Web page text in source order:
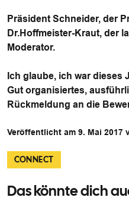
Präsident Schneider, der
Dr.Hoffmeister-Kraut, der
Moderator.
Ich glaube, ich war dieses
Gut organisiertes,
Rückmeldung an die
Veröffentlicht am 9. Mai 2017
CONNECT
Das könnte dich